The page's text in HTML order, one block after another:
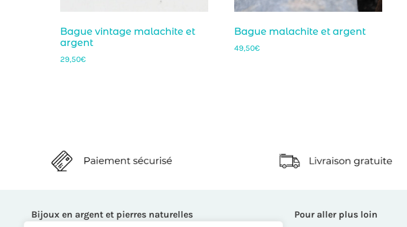
Bague vintage malachite et
argent
29,50€
Bague malachite et argent
49,50€
Bijoux en argent et pierres naturelles Pour aller plus loin